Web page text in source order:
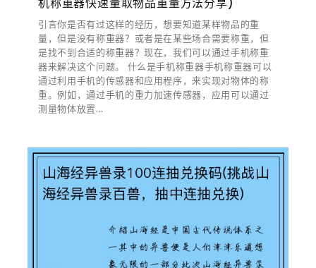
引言你是否有过这样的经历，想要知道某样物品的重
量，但是没有称重器？或者是在某些场合需要称重，但
是找不到合适的称重器？现在，我们可以通过手机称重
器来解决这个问题。 什么是手机称重器手机称重器可以
通过利用手机的传感器和应用程序，来实现对物体的称
重。例如，通过手机的重力加速传感器，应用可以通过
测量物体放置...